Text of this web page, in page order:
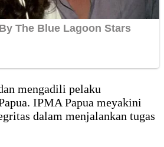
mengadili pelaku
IPMA Papua meyakini
dalam menjalankan tugas